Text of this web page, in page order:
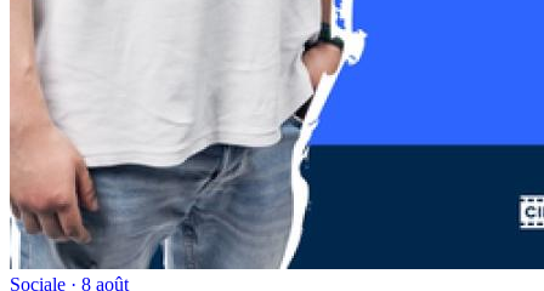
Sociale · 8 août